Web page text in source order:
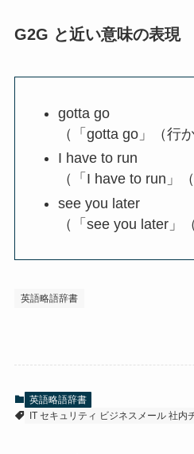
G2G と近い意味の表現
gotta go
（「gotta go」（行
I have to run
（「I have to run」
see you later
（「see you later」
英語略語辞書
英語略語辞書
IT セキュリティ ビジネスメール 社内